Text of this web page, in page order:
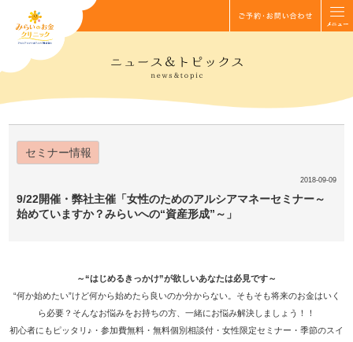
セミナー情報
9/22開催・弊社主催「女性のためのアルシアマネーセミナー～
始めていますか？みらいへの“資産形成”～」
2018-09-09
～“はじめるきっかけ”が欲しいあなたは必見です～
“何か始めたい”けど何から始めたら良いのか分からない。そもそも将来のお金はいく
ら必要？そんなお悩みをお持ちの方、一緒にお悩み解決しましょう！！
初心者にもピッタリ♪・参加費無料・無料個別相談付・女性限定セミナー・季節のスイ